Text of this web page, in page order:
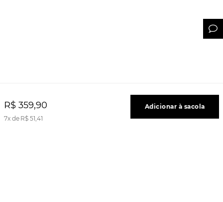
R$ 359,90
7 R$ 51,41
Adicionar à sacola